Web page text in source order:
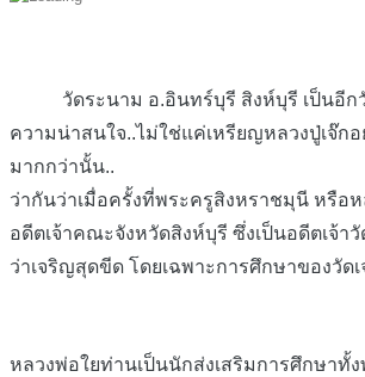
วัดระนาม อ.อินทร์บุรี สิงห์บุรี เป็นอีก
ความน่าสนใจ..ไม่ใช่แค่เหรียญหลวงปู่เจ๊กอ
มากกว่านั้น..
ว่ากันว่าเมื่อครั้งที่พระครูสิงหราชมุนี หรือ
อดีตเจ้าคณะจังหวัดสิงห์บุรี ซึ่งเป็นอดีตเจ้า
ว่าเจริญสุดขีด โดยเฉพาะการศึกษาของวัด
หลวงพ่อใยท่านเป็นนักส่งเสริมการศึกษาทั้